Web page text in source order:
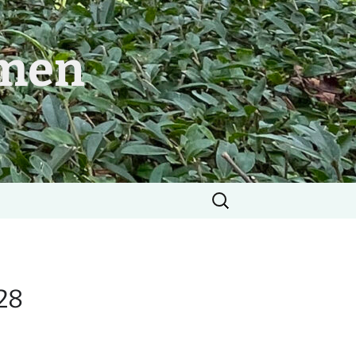
Søg
efter: